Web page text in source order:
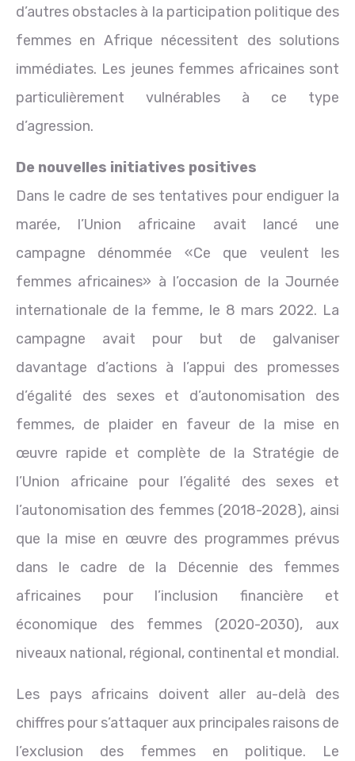
d’autres obstacles à la participation politique des
femmes en Afrique nécessitent des solutions
immédiates. Les jeunes femmes africaines sont
particulièrement vulnérables à ce type
d’agression.
De nouvelles initiatives positives
Dans le cadre de ses tentatives pour endiguer la
marée, l’Union africaine avait lancé une
campagne dénommée «Ce que veulent les
femmes africaines» à l’occasion de la Journée
internationale de la femme, le 8 mars 2022. La
campagne avait pour but de galvaniser
davantage d’actions à l’appui des promesses
d’égalité des sexes et d’autonomisation des
femmes, de plaider en faveur de la mise en
œuvre rapide et complète de la Stratégie de
l’Union africaine pour l’égalité des sexes et
l’autonomisation des femmes (2018-2028), ainsi
que la mise en œuvre des programmes prévus
dans le cadre de la Décennie des femmes
africaines pour l’inclusion financière et
économique des femmes (2020-2030), aux
niveaux national, régional, continental et mondial.
Les pays africains doivent aller au-delà des
chiffres pour s’attaquer aux principales raisons de
l’exclusion des femmes en politique. Le